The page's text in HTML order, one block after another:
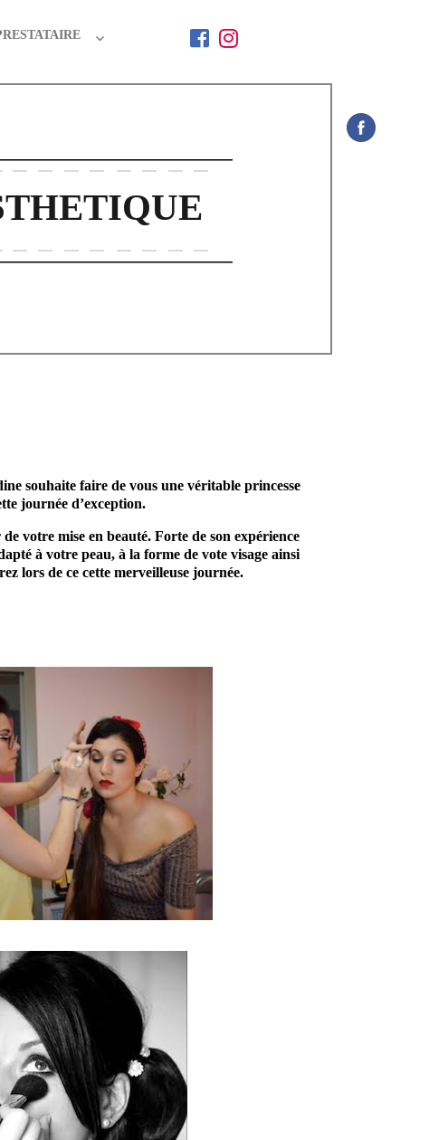
souhaite faire de vous une véritable princesse
journée d’exception.
votre mise en beauté. Forte de son expérience
à votre peau, à la forme de vote visage ainsi
lors de ce cette merveilleuse journée.